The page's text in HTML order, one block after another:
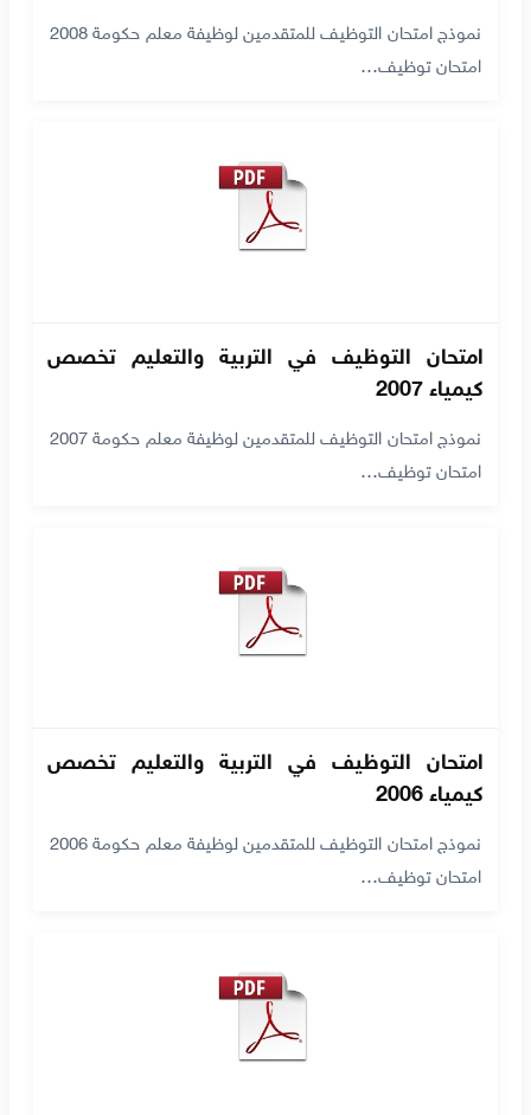
نموذج امتحان التوظيف للمتقدمين لوظيفة معلم حكومة 2008
امتحان توظيف…
امتحان التوظيف في التربية والتعليم تخصص
كيمياء 2007
نموذج امتحان التوظيف للمتقدمين لوظيفة معلم حكومة 2007
امتحان توظيف…
امتحان التوظيف في التربية والتعليم تخصص
كيمياء 2006
نموذج امتحان التوظيف للمتقدمين لوظيفة معلم حكومة 2006
امتحان توظيف…